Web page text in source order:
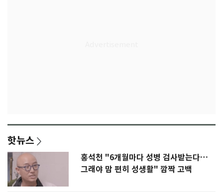
핫뉴스
홍석천 "6개월마다 성병 검사받는다…
그래야 맘 편히 성생활" 깜짝 고백